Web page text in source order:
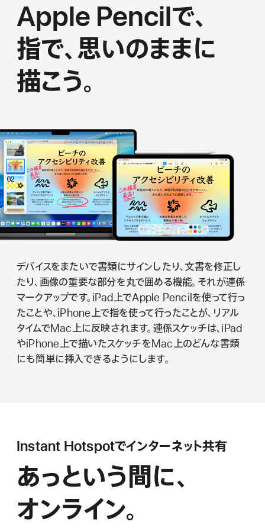
Apple Pencilで、
指で、思いのままに
描こう。
デバイスをまたいで書類にサインしたり、文書を修正し
たり、画像の重要な部分を丸で囲める機能。それが連係
マークアップです。iPad上でApple Pencilを使って行っ
たことや、iPhone上で指を使って行ったことが、リアル
タイムでMac上に反映されます。連係スケッチは、iPad
やiPhone上で描いたスケッチをMac上のどんな書類
にも簡単に挿入できるようにしま す 。
Instant Hotspotでイ ン タ ー ネ ッ ト 共 有
あっという間に、
オンライン。